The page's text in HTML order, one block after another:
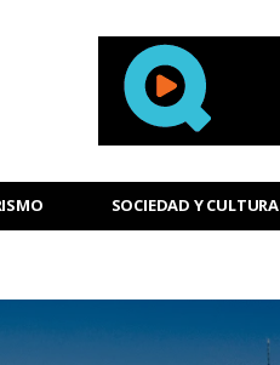
SOCIEDAD Y CULTURA